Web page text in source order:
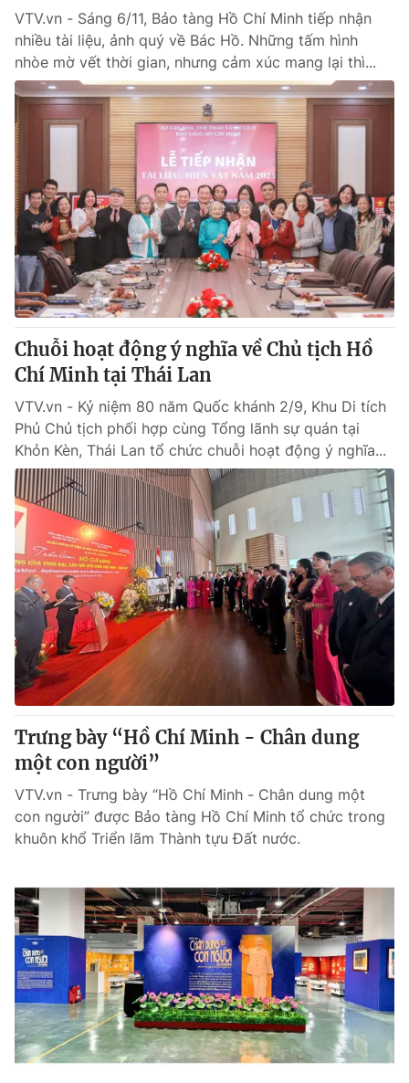
Ðiện thoại Thời báo VTV: 024.66 897 897
Email: toasoan@vtv.vn
Liên hệ quảng cáo: 024-7300.7108
® Cấm sao chép dưới mọi hình thức nếu không có sự chấp
thuận bằng văn bản. Ghi rõ nguồn VTV.vn khi phát hành lại
thông tin từ website này.
VTV.vn - Sáng 6/11, Bảo tàng Hồ Chí Minh tiếp nhận
nhiều tài liệu, ảnh quý về Bác Hồ. Những tấm hình
nhòe mờ vết thời gian, nhưng cảm xúc mang lại thì...
Chuỗi hoạt động ý nghĩa về Chủ tịch Hồ
Chí Minh tại Thái Lan
VTV.vn - Kỷ niệm 80 năm Quốc khánh 2/9, Khu Di tích
Phủ Chủ tịch phối hợp cùng Tổng lãnh sự quán tại
Khỏn Kèn, Thái Lan tổ chức chuỗi hoạt động ý nghĩa...
Trưng bày “Hồ Chí Minh - Chân dung
một con người”
VTV.vn - Trưng bày “Hồ Chí Minh - Chân dung một
con người” được Bảo tàng Hồ Chí Minh tổ chức trong
khuôn khổ Triển lãm Thành tựu Đất nước.